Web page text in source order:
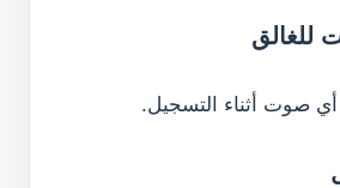
للغالق
صوت أثناء التسجيل.